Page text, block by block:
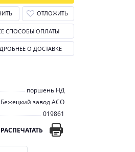
поршень НД
Бежецкий завод АСО
019861
РАСПЕЧАТАТЬ
ОТЛОЖИТЬ
СПОСОБЫ ОПЛАТЫ
О ДОСТАВКЕ